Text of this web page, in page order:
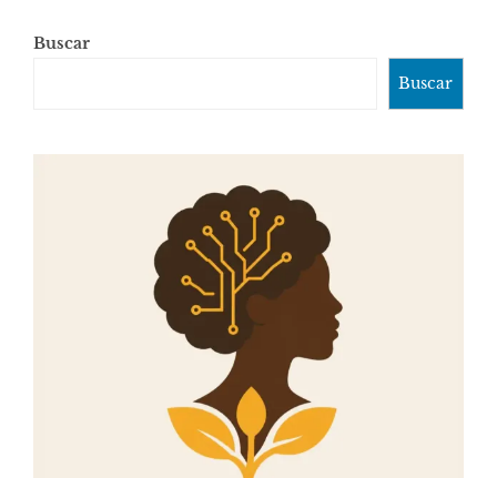
Buscar
Buscar